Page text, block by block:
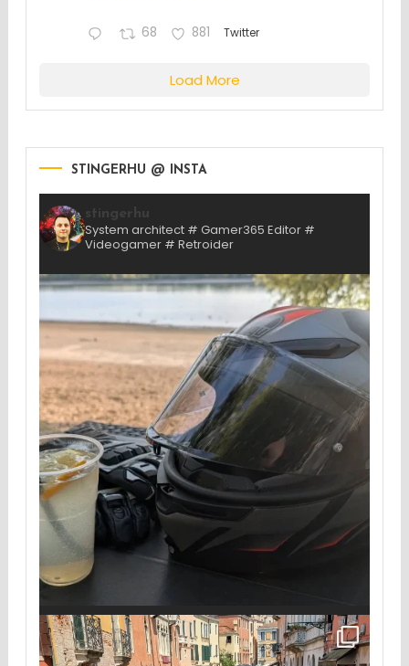
68 881 Twitter
Load More
STINGERHU @ INSTA
System architect # Gamer365 Editor #
Videogamer # Retroider